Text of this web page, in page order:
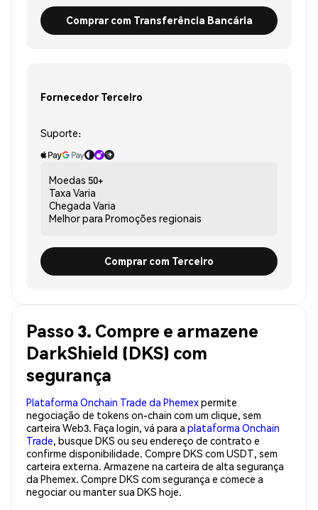
Comprar com Transferência Bancária
Fornecedor Terceiro
Suporte:
Moedas 50+
Taxa Varia
Chegada Varia
Melhor para Promoções regionais
Comprar com Terceiro
Passo 3. Compre e armazene
DarkShield (DKS) com
segurança
Plataforma Onchain Trade da Phemexpermite
negociação de tokens on-chain com um clique, sem
carteira Web3. Faça login, vá para a plataforma Onchain
Trade, busque DKS ou seu endereço de contrato e
confirme disponibilidade. Compre DKS com USDT, sem
carteira externa. Armazene na carteira de alta segurança
da Phemex. Compre DKS com segurança e comece a
negociar ou manter sua DKS hoje.